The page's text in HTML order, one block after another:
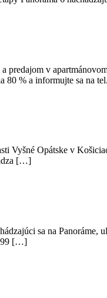
v
80 % a informujte sa na
Vyšné Opátske v
[…]
sa na Panoráme,
[…]